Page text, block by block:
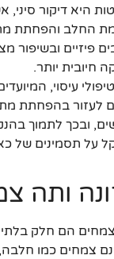
היא דיקור סיני,
החלב והפחתת
פיזיים ובשיפור
חיובית יותר.
עיסוי,
לעזור בהפחתת
ובכך לתמוך
על תסמינים של
ותה
צמחים הם חלק
צמחים כמו